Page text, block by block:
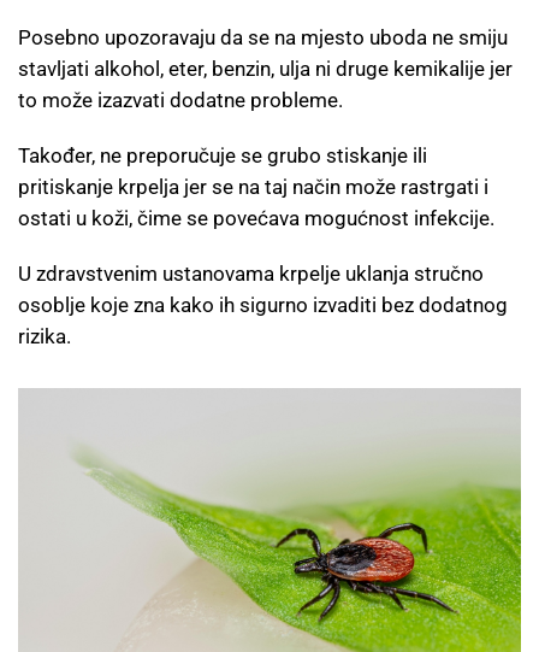
Posebno upozoravaju da se na mjesto uboda ne smiju
stavljati alkohol, eter, benzin, ulja ni druge kemikalije jer
to može izazvati dodatne probleme.
Također, ne preporučuje se grubo stiskanje ili
pritiskanje krpelja jer se na taj način može rastrgati i
ostati u koži, čime se povećava mogućnost infekcije.
U zdravstvenim ustanovama krpelje uklanja stručno
osoblje koje zna kako ih sigurno izvaditi bez dodatnog
rizika.